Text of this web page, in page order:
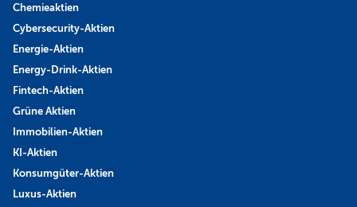
Chemieaktien
Cybersecurity-Aktien
Energie-Aktien
Energy-Drink-Aktien
Fintech-Aktien
Grüne Aktien
Immobilien-Aktien
KI-Aktien
Konsumgüter-Aktien
Luxus-Aktien